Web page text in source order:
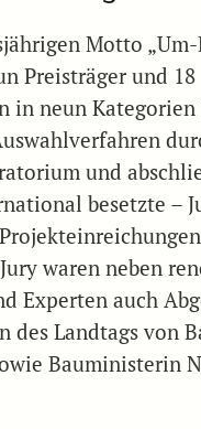
Motto
Preisträger und 18
in neun
und
besetzte –
waren neben
Experten auch
des Landtags von
Bauministerin